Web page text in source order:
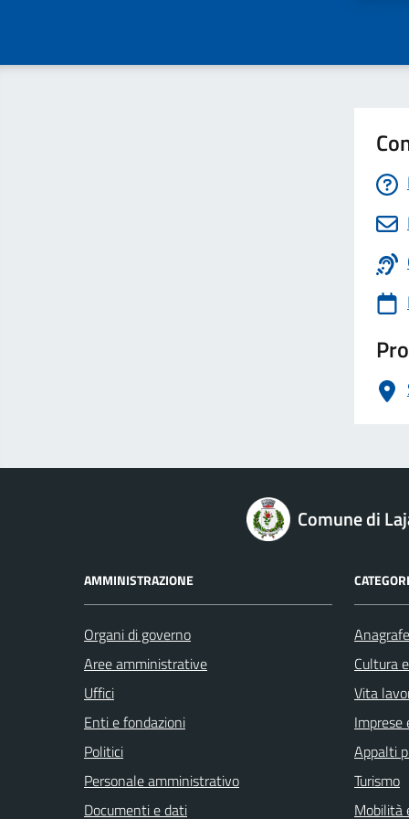
Comune di
AMMINISTRAZIONE
Organi di governo
Aree amministrative
Uffici
Enti e fondazioni
Politici
Personale amministrativo
Documenti e dati
Cultura
Vita
Imprese
Appalti
Turismo
Mobilità